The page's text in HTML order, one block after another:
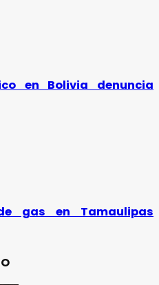
en Bolivia denuncia
gas en Tamaulipas